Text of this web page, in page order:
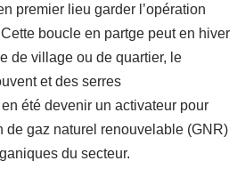
premier lieu garder l’opération
boucle en partge peut en hiver
de village ou de quartier, le
et des serres
été devenir un activateur pour
de gaz naturel renouvelable (GNR)
du secteur.